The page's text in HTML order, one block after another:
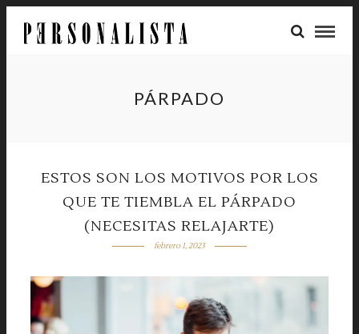
PÁRPADO
ESTOS SON LOS MOTIVOS POR LOS
QUE TE TIEMBLA EL PÁRPADO
(NECESITAS RELAJARTE)
febrero 1, 2023